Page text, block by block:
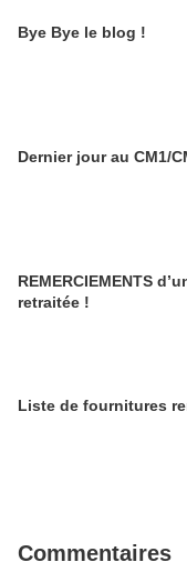
Bye Bye le blog !
Dernier jour au CM1/
REMERCIEMENTS
retraitée !
Liste de fournitures
Commentaires